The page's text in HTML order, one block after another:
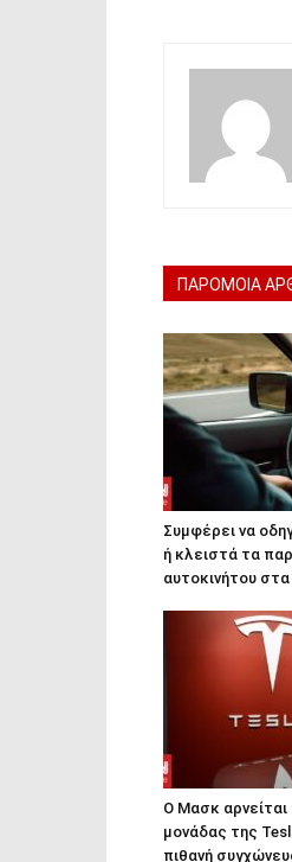
ΠΑΡΟΜΟΙΑ
Συμφέρει να
ή κλειστά τα
αυτοκινήτου στα
Ο Μασκ
μονάδας της
πιθανή